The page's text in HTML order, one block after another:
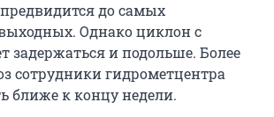
до самых
Однако циклон с
и подольше. Более
сотрудники гидрометцентра
ближе к концу недели.